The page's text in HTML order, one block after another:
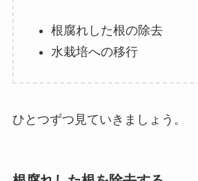
根腐れした根の除去
水栽培への移行
ひとつずつ見ていきましょう。